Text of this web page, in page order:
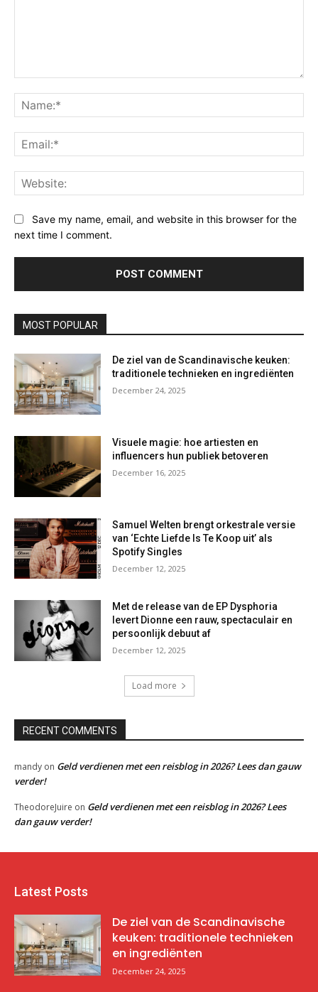
Save my name, email, and website in this browser for the
next time I comment.
MOST POPULAR
De ziel van de Scandinavische keuken:
traditionele technieken en ingrediënten
December 24, 2025
Visuele magie: hoe artiesten en
influencers hun publiek betoveren
December 16, 2025
Samuel Welten brengt orkestrale versie
van ‘Echte Liefde Is Te Koop uit’ als
Spotify Singles
December 12, 2025
Met de release van de EP Dysphoria
levert Dionne een rauw, spectaculair en
persoonlijk debuut af
December 12, 2025
Load more
RECENT COMMENTS
mandy on Geld verdienen met een reisblog in 2026? Lees dan gauw
verder!
TheodoreJuire on Geld verdienen met een reisblog in 2026? Lees
dan gauw verder!
Latest Posts
De ziel van de Scandinavische
keuken: traditionele technieken
en ingrediënten
December 24, 2025